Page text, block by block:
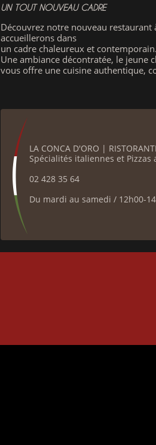
UN TOUT NOUVEAU CADRE
Découvrez notre nouveau restaurant
accueillerons dans
un cadre chaleureux et contemporain.
Une ambiance décontratée, le jeune
vous offre une cuisine authentique,
LA CONCA D'ORO |
Spécialités italiennes et Pizzas
02 428 35 64
Du mardi au samedi / 12h00-